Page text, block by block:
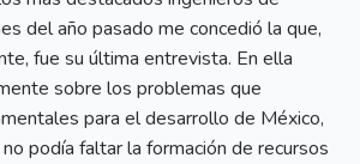
del año pasado me concedió la que,
fue su última entrevista. En ella
sobre los problemas que
para el desarrollo de México,
podía faltar la formación de recursos